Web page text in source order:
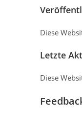
Diese
Letzte
Diese